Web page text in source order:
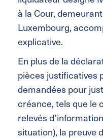
à la Cour,
Luxembourg,
explicative.
En plus de la
pièces justificatives
demandées pour
créance, tels que le
relevés
situation), la preuve